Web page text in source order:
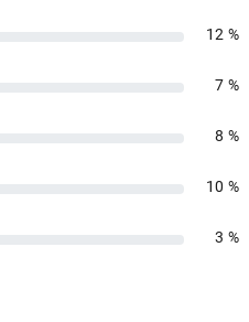
12 %
7 %
8 %
10 %
3 %